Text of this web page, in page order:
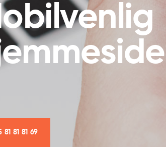
81 81 81 69